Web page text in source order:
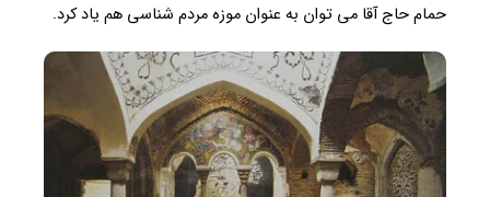
حمام حاج آقا می توان به عنوان موزه مردم شناسی هم یاد کرد.